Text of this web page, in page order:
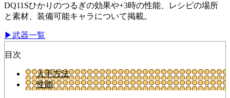
DQ11Sひかりのつるぎの効果や+3時の性能、レシピの場所
と素材、装備可能キャラについて掲載。
▶武器一覧
目次
入手方法
性能